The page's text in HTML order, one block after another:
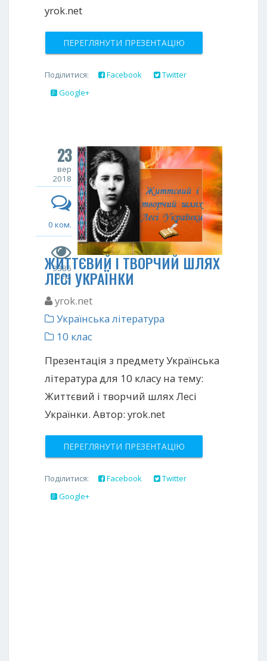
yrok.net
ПЕРЕГЛЯНУТИ ПРЕЗЕНТАЦІЮ
Поділитися: Facebook
Twitter
Google+
23
вер
2018
0 ком.
3386
пер.
ЖИТТЄВИЙ І ТВОРЧИЙ ШЛЯХ
ЛЕСІ УКРАЇНКИ
yrok.net
Українська література
10 клас
Презентація з предмету Українська
література для 10 класу на тему:
Життєвий і творчий шлях Лесі
Українки. Автор: yrok.net
ПЕРЕГЛЯНУТИ ПРЕЗЕНТАЦІЮ
Поділитися: Facebook
Twitter
Google+